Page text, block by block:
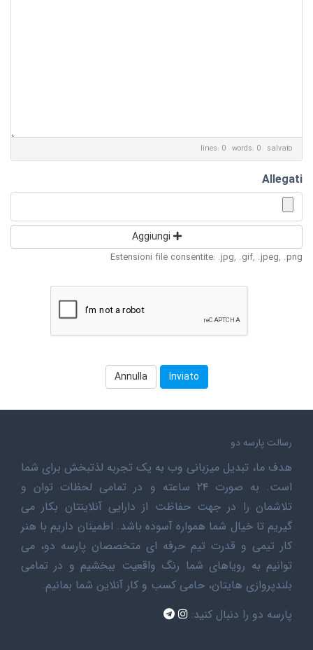
lines: 0 words: 0 salvato
Allegati
Estensioni file consentite: .jpg, .gif, .jpeg, .png
Annulla
رسالت پارسه دو
هدف ما، تبدیل میزبانی وب به یک تجربه لذتبخش برای شما
است. به صورت ۲۴ ساعته و در تمامی لحظات توان و
تلاشمان را در جهت حفاظت از دارایی آنلاینتان بکار می
گیریم تا خیال شما همواره آسوده باشد. اطمینان داریم با هنر
کار تیمی و قدرت تیم حرفه ای متخصصان پارسه دو، می
توانیم به رویاهای شما رنگ واقعیت ببخشیم و در تمامی
بلندپروازی هایتان، حامی کسب و کار آنلاین شما بمانیم.
پارسه دو را دنبال کنید: